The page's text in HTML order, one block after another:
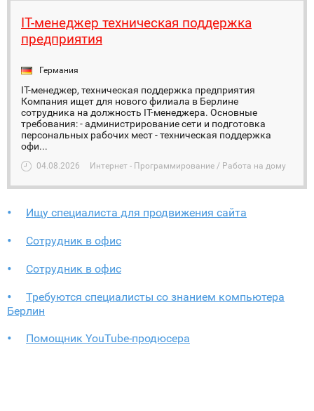
IT-менеджер техническая поддержка
предприятия
Германия
IT-менеджер, техническая поддержка предприятия
Компания ищет для нового филиала в Берлине
сотрудника на должность IT-менеджера. Основные
требования: - администрирование сети и подготовка
персональных рабочих мест - техническая поддержка
офи...
04.08.2026 Интернет - Программирование / Работа на дому
Ищу специалиста для продвижения сайта
Сотрудник в офис
Сотрудник в офис
Требуются специалисты со знанием компьютера
Берлин
Помощник YouTube-продюсера